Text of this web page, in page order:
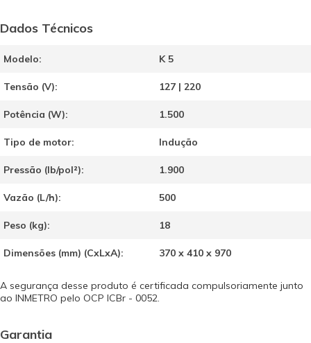
Dados Técnicos
Modelo: K 5
Tensão (V): 127 | 220
Potência (W): 1.500
Tipo de motor: Indução
Pressão (lb/pol²): 1.900
Vazão (L/h): 500
Peso (kg): 18
Dimensões (mm) (CxLxA): 370 x 410 x 970
A segurança desse produto é certificada compulsoriamente junto
ao INMETRO pelo OCP ICBr - 0052.
Garantia